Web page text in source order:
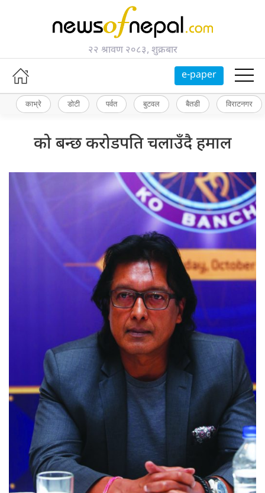
२२ श्रावण २०८३, शुक्रबार
e-paper
काभ्रे डोटी पर्वत बुटवल बैतडी विराटनगर
को बन्छ करोडपति चलाउँदै हमाल